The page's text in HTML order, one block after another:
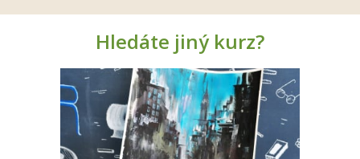
Hledáte jiný kurz?